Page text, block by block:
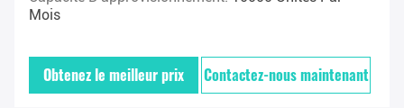
Mois
Obtenez le meilleur prix Contactez-nous maintenant